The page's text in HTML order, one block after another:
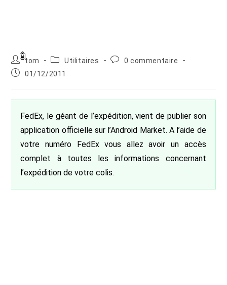
Auteur/autrice
de
la
tom
PostUtilitaires
Commentaires
0 commentaire
Publication
01/12/2011
FedEx, le géant de l’expédition, vient de publier son
application officielle sur l’Android Market. A l’aide de
votre numéro FedEx vous allez avoir un accès
complet à toutes les informations concernant
l’expédition de votre colis.